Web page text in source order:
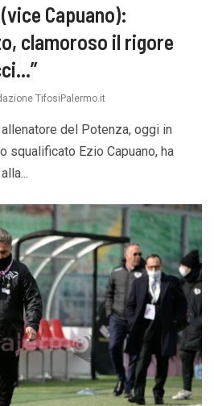
Capuano):
clamoroso il rigore
TifosiPalermo.it
del Potenza, oggi in
squalificato Ezio Capuano, ha